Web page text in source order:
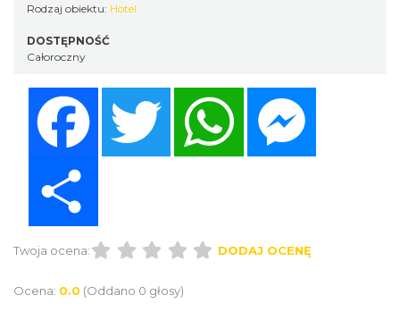
Rodzaj obiektu: Hotel
DOSTĘPNOŚĆ
Całoroczny
Twitter
Twoja ocena: DODAJ OCENĘ
Ocena: 0.0 (Oddano 0 głosy)